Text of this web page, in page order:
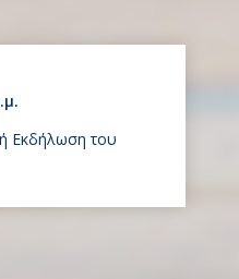
Εκδήλωση του